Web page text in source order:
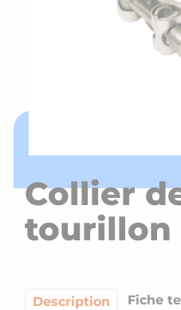
Collier
tourillon
Description Fiche